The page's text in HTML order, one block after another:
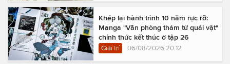
Khép lại hành trình 10 năm rực rỡ:
Manga "Văn phòng thám tử quái vật"
chính thức kết thúc ở tập 26
Giải trí 06/08/2026 20:12